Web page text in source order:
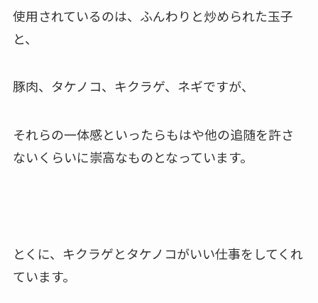
使用されているのは、ふんわりと炒められた玉子
と、
豚肉、タケノコ、キクラゲ、ネギですが、
それらの一体感といったらもはや他の追随を許さ
ないくらいに崇高なものとなっています。
とくに、キクラゲとタケノコがいい仕事をしてくれ
ています。